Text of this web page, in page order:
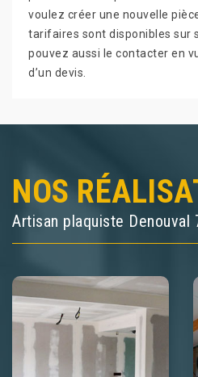
voulez créer une nouvelle
tarifaires sont disponibles sur
pouvez aussi le contacter en
d’un devis.
NOS
Artisan plaquiste Denouval